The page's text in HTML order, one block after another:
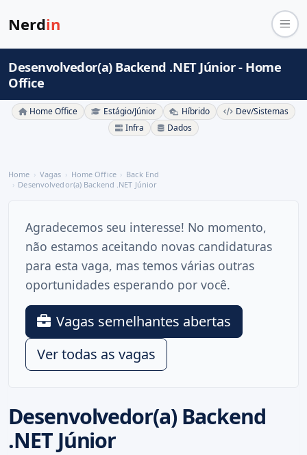
Nerdin
Desenvolvedor(a) Backend .NET Júnior - Home
Office
Home Office Estágio/Júnior Híbrido
Dev/Sistemas
Infra
Dados
Home Vagas Home Office
Back End
Desenvolvedor(a) Backend .NET Júnior
Desenvolvedor(a) Backend
.NET Júnior
Agradecemos seu interesse! No momento,
não estamos aceitando novas candidaturas
para esta vaga, mas temos várias outras
oportunidades esperando por você.
Vagas semelhantes abertas
Ver todas as vagas